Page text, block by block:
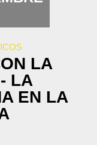
LA
LA
EN LA